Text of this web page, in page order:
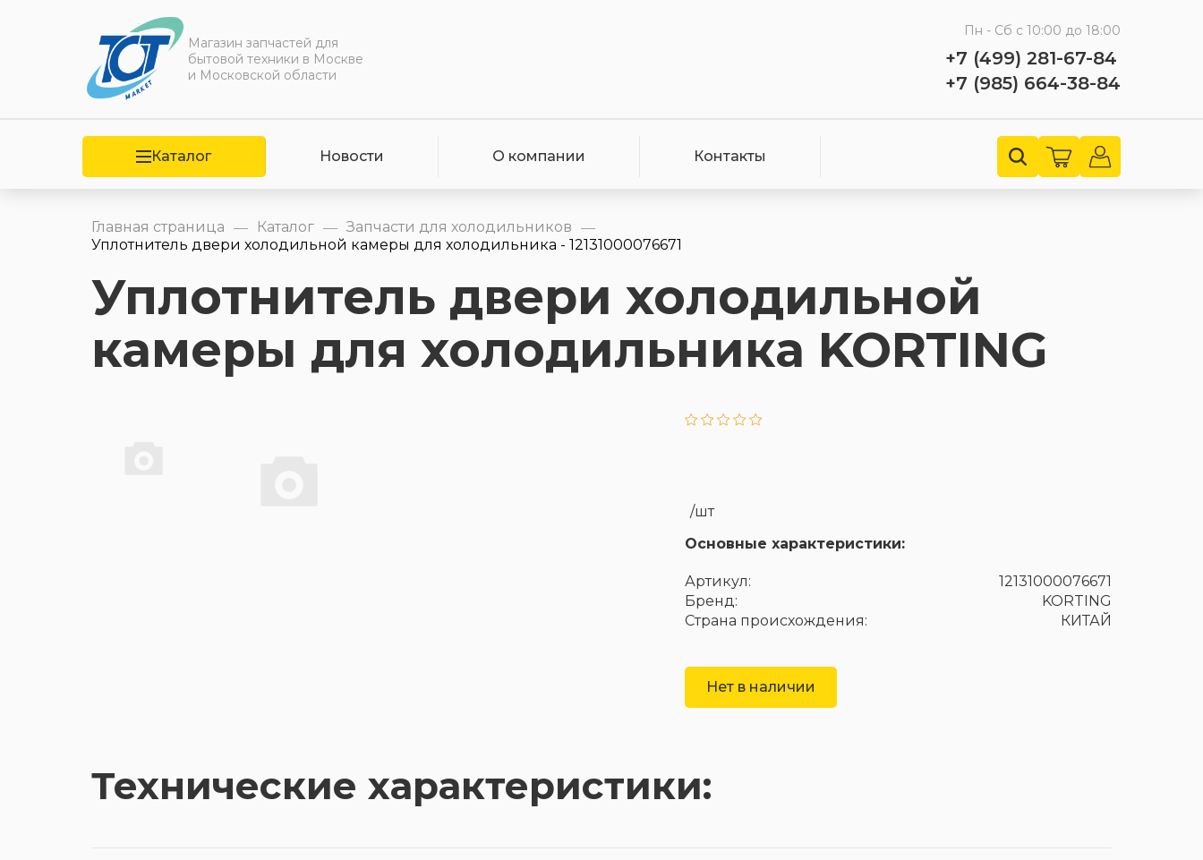
Магазин запчастей для
бытовой техники в Москве
и Московской области
Пн - Сб с 10:00 до 18:00
+7 (499) 281-67-84
+7 (985) 664-38-84
Каталог Новости О компании Контакты
Главная страница — Каталог — Запчасти для холодильников —
Уплотнитель двери холодильной камеры для холодильника - 12131000076671
Уплотнитель двери холодильной
камеры для холодильника KORTING
/шт
Основные характеристики:
Артикул:
12131000076671
Бренд:
KORTING
Страна происхождения:
КИТАЙ
Нет в наличии
Технические характеристики: